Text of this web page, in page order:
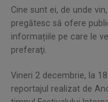
Cine sunt ei, de unde
pregătesc să ofere
informațiile pe care le
preferaţi.
Vineri 2 decembrie, la
reportajul realizat de